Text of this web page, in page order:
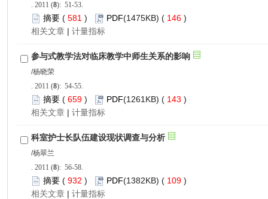
): 51-53.
581 ) 146 )
|
): 54-55.
659 ) 143 )
|
): 56-58.
932 ) 109 )
|